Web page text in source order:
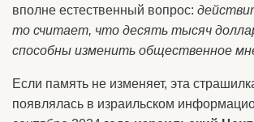
вполне естественный вопрос:
то считает, что десять тысяч
способны изменить общественное
Если память не изменяет, эта
появлялась в израильском